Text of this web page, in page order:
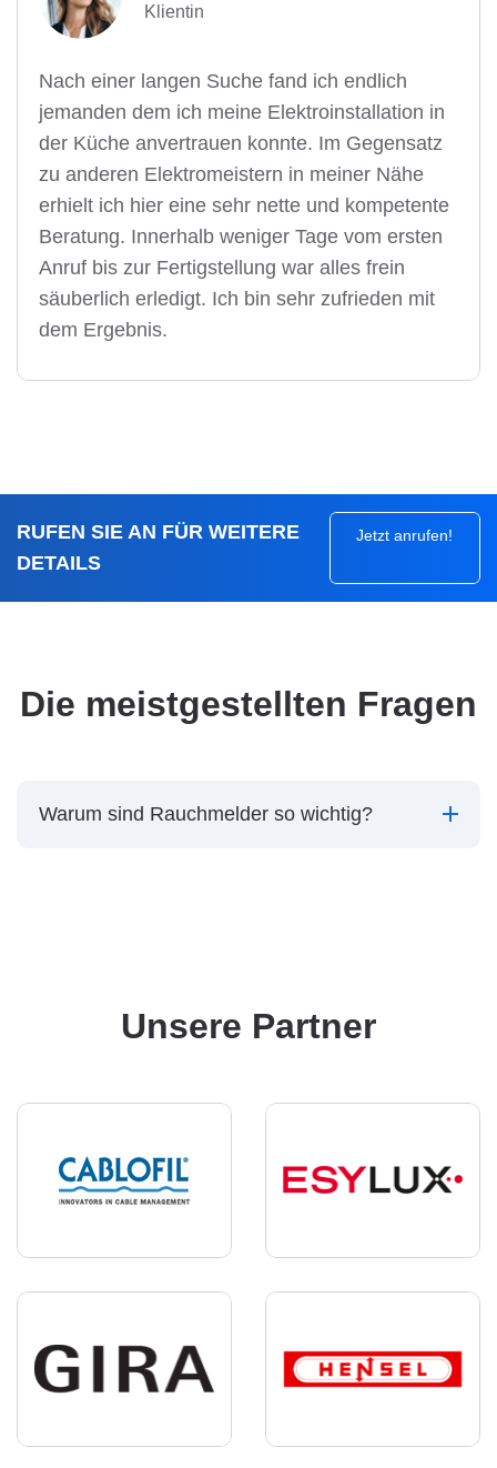
Klientin
Nach einer langen Suche fand ich endlich
jemanden dem ich meine Elektroinstallation in
der Küche anvertrauen konnte. Im Gegensatz
zu anderen Elektromeistern in meiner Nähe
erhielt ich hier eine sehr nette und kompetente
Beratung. Innerhalb weniger Tage vom ersten
Anruf bis zur Fertigstellung war alles frein
säuberlich erledigt. Ich bin sehr zufrieden mit
dem Ergebnis.
RUFEN SIE AN FÜR WEITERE
DETAILS
Jetzt anrufen!
Die meistgestellten Fragen
Warum sind Rauchmelder so wichtig?
Unsere Partner